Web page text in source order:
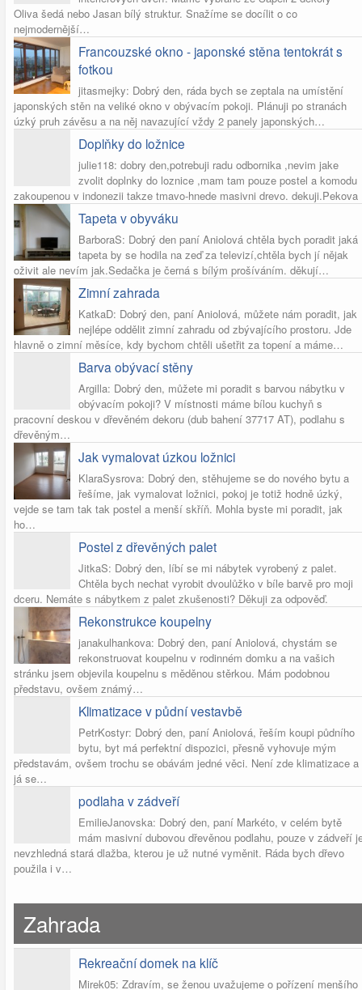
Oliva šedá nebo Jasan bílý struktur. Snažíme se docílit o co
nejmodernější…
Francouzské okno - japonské stěna tentokrát s
fotkou
jitasmejky: Dobrý den, ráda bych se zeptala na umístění
japonských stěn na veliké okno v obývacím pokoji. Plánuji po stranách
úzký pruh závěsu a na něj navazující vždy 2 panely japonských…
Doplňky do ložnice
julie118: dobry den,potrebuji radu odbornika ,nevim jake
zvolit doplnky do loznice ,mam tam pouze postel a komodu
zakoupenou v indonezii takze tmavo-hnede masivni drevo. dekuji.Pekova
Tapeta v obyváku
BarboraS: Dobrý den paní Aniolová chtěla bych poradit jaká
tapeta by se hodila na zeď za televizí,chtěla bych jí nějak
oživit ale nevím jak.Sedačka je černá s bílým prošíváním. děkují…
Zimní zahrada
KatkaD: Dobrý den, paní Aniolová, můžete nám poradit, jak
nejlépe oddělit zimní zahradu od zbývajícího prostoru. Jde
hlavně o zimní měsíce, kdy bychom chtěli ušetřit za topení a máme…
Barva obývací stěny
Argilla: Dobrý den, můžete mi poradit s barvou nábytku v
obývacím pokoji? V místnosti máme bílou kuchyň s
pracovní deskou v dřevěném dekoru (dub bahení 37717 AT), podlahu s
dřevěným…
Jak vymalovat úzkou ložnici
KlaraSysrova: Dobrý den, stěhujeme se do nového bytu a
řešíme, jak vymalovat ložnici, pokoj je totiž hodně úzký,
vejde se tam tak tak postel a menší skříň. Mohla byste mi poradit, jak
ho…
Postel z dřevěných palet
JitkaS: Dobrý den, líbí se mi nábytek vyrobený z palet.
Chtěla bych nechat vyrobit dvoulůžko v bíle barvě pro moji
dceru. Nemáte s nábytkem z palet zkušenosti? Děkuji za odpověď.
Rekonstrukce koupelny
janakulhankova: Dobrý den, paní Aniolová, chystám se
rekonstruovat koupelnu v rodinném domku a na vašich
stránku jsem objevila koupelnu s měděnou stěrkou. Mám podobnou
představu, ovšem známý…
Klimatizace v půdní vestavbě
PetrKostyr: Dobrý den, paní Aniolová, řeším koupi půdního
bytu, byt má perfektní dispozici, přesně vyhovuje mým
představám, ovšem trochu se obávám jedné věci. Není zde klimatizace a
já se…
podlaha v zádveří
EmilieJanovska: Dobrý den, paní Markéto, v celém bytě
mám masivní dubovou dřevěnou podlahu, pouze v zádveří
nevzhledná stará dlažba, kterou je už nutné vyměnit. Ráda bych dřevo
použila i v…
Zahrada
Rekreační domek na klíč
Mirek05: Zdravím, se ženou uvažujeme o pořízení menšího